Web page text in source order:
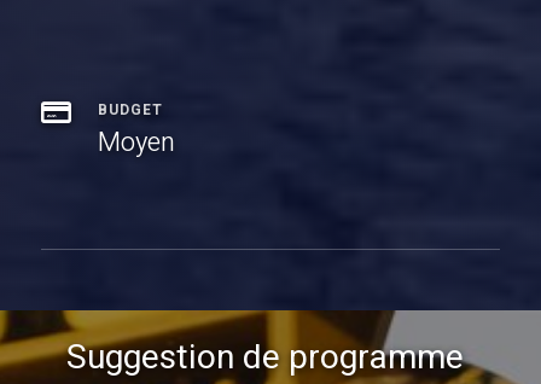
BUDGET
Moyen
Suggestion de programme